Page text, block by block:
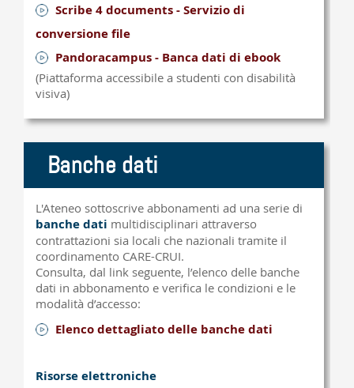
Scribe 4 documents - Servizio di
conversione file
Pandoracampus - Banca dati di ebook
(Piattaforma accessibile a studenti con disabilità
visiva)
Banche dati
L'Ateneo sottoscrive abbonamenti ad una serie di
banche dati multidisciplinari attraverso
contrattazioni sia locali che nazionali tramite il
coordinamento CARE-CRUI.
Consulta, dal link seguente, l’elenco delle banche
dati in abbonamento e verifica le condizioni e le
modalità d’accesso:
Elenco dettagliato delle banche dati
Risorse elettroniche